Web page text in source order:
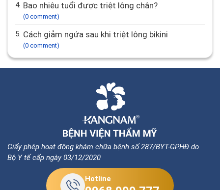
4. Bao nhiêu tuổi được triệt lông chân?
(0 comment)
5. Cách giảm ngứa sau khi triệt lông bikini
(0 comment)
Giấy phép hoạt động khám chữa bệnh số 287/BYT-GPHĐ do
Bộ Y tế cấp ngày 03/12/2020
Hotline